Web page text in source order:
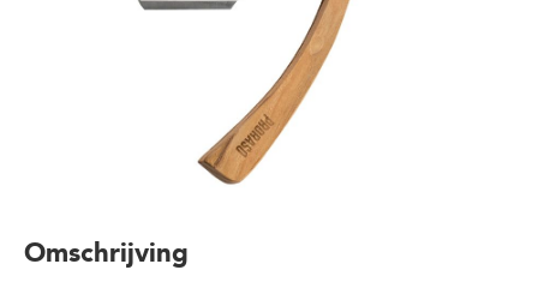
Omschrijving